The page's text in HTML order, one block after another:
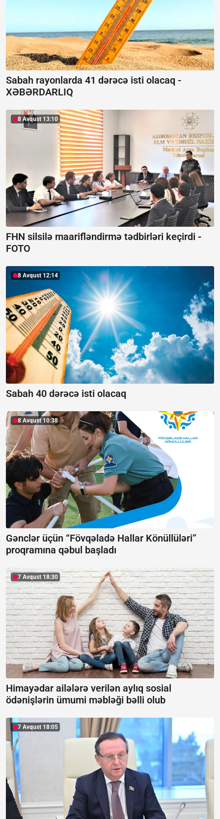
Sabah rayonlarda 41 dərəcə isti olacaq -
XƏBƏRDARLIQ
8 Avqust 13:10
FHN silsilə maarifləndirmə tədbirləri keçirdi -
FOTO
8 Avqust 12:14
Sabah 40 dərəcə isti olacaq
8 Avqust 10:38
Gənclər üçün “Fövqəladə Hallar Könüllüləri”
proqramına qəbul başladı
7 Avqust 18:30
Himayədar ailələrə verilən aylıq sosial
ödənişlərin ümumi məbləği bəlli olub
7 Avqust 18:05